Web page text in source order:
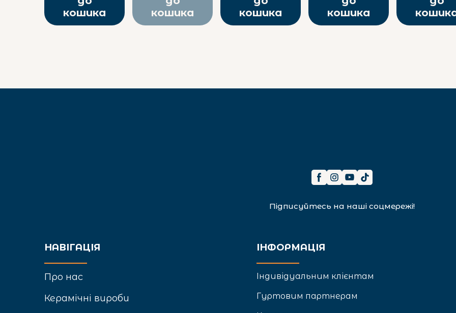
кошика
кошика
кошика
кошика
Підписуйтесь на наші соцмережі!
НАВІГАЦІЯ
Про нас
Керамічні вироби
ІНФОРМАЦІЯ
Індивідуальним клієнтам
Гуртовим партнерам